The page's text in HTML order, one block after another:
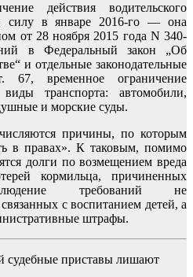
действия водительского
в силу в январе 2016-го — она
от 28 ноября 2015 года N 340-
в Федеральный закон „Об
и отдельные законодательные
временное ограничение
транспорта: автомобили,
и морские суды.
причины, по которым
в правах». К таковым, помимо
долги по возмещением вреда
кормильца, причиненных
требований не
с воспитанием детей, а
штрафы.